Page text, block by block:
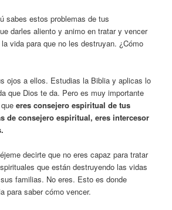
sabes estos problemas de tus
darles aliento y animo en tratar y vencer
vida para que no les destruyan. ¿Cómo
ojos a ellos. Estudias la Biblia y aplicas lo
que Dios te da. Pero es muy importante
queeres consejero espiritual de tus
de consejero espiritual, eres intercesor
.
decirte que no eres capaz para tratar
que están destruyendo las vidas
familias. No eres. Esto es donde
para saber cómo vencer.